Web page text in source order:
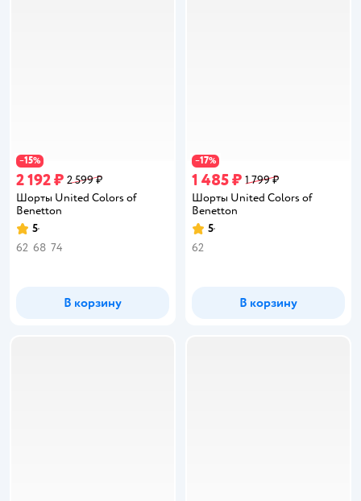
−15%
2 192 ₽ 2 599 ₽
Шорты United Colors of
Benetton
Рейтинг:
5
62 68 74
В корзину
−17%
1 485 ₽ 1 799 ₽
Шорты United Colors of
Benetton
Рейтинг:
5
62
В корзину